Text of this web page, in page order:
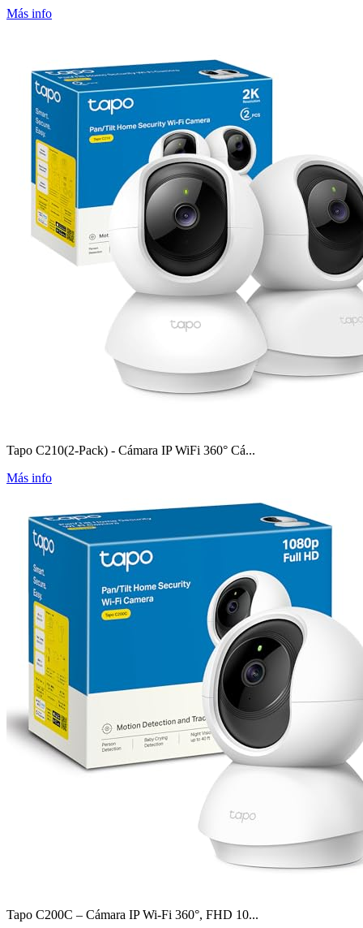
Más info
Tapo C210(2-Pack) - Cámara IP WiFi 360° Cá...
Más info
Tapo C200C – Cámara IP Wi-Fi 360°, FHD 10...